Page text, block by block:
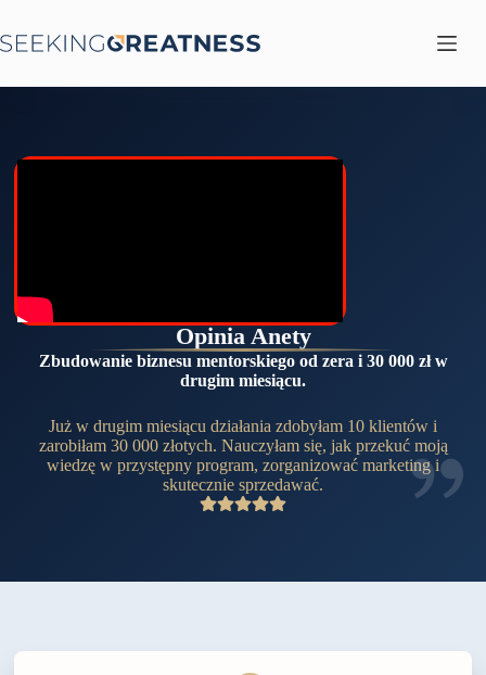
treści
Opinia Anety
Zbudowanie biznesu mentorskiego od zera i 30 000 zł w
drugim miesiącu.
Już w drugim miesiącu działania zdobyłam 10 klientów i
zarobiłam 30 000 złotych. Nauczyłam się, jak przekuć moją
wiedzę w przystępny program, zorganizować marketing i
skutecznie sprzedawać.